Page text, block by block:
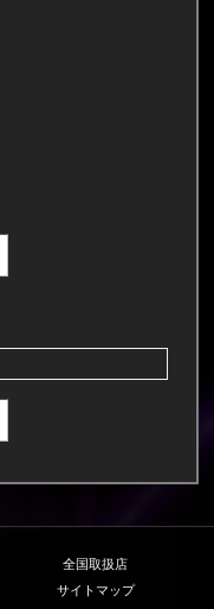
全国取扱店
サイトマップ